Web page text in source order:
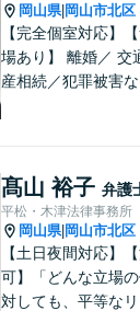
岡山県| 岡山市北区
【完全個室対応】
場あり】 離婚／ 交
産相続／犯罪被害な
い。
髙山 裕子 弁護
平松・木津法律事務所
岡山県| 岡山市北区
【土日夜間対応】
可】「どんな立場
対しても、平等なリ